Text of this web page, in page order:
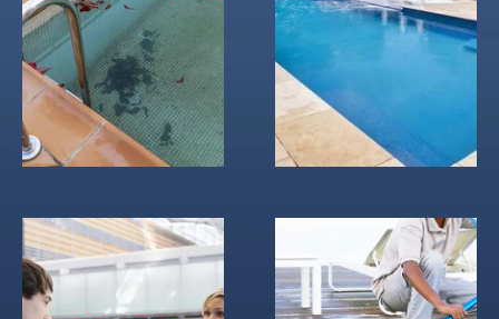
مساحة كبيرة يصعب
تنظيفها
تراكم البقع في قاع
حوض السباحة